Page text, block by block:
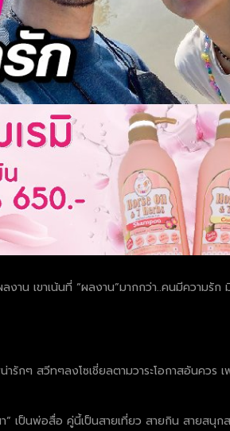
าน เขาเน้นที่ “ผลงาน”มากกว่า..คนมีความรัก
ๆ สวีทๆลงโซเชี่ยลตามวาระโอกาสอันควร เพ
เป็นพ่อสื่อ คู่นี้เป็นสายเที่ยว สายกิน สายสนุก